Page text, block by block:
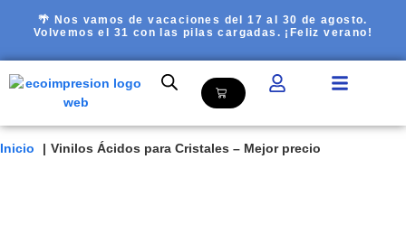
🌴 Nos vamos de vacaciones del 17 al 30 de agosto.
Volvemos el 31 con las pilas cargadas. ¡Feliz verano!
Inicio Vinilos Ácidos para Cristales – Mejor precio